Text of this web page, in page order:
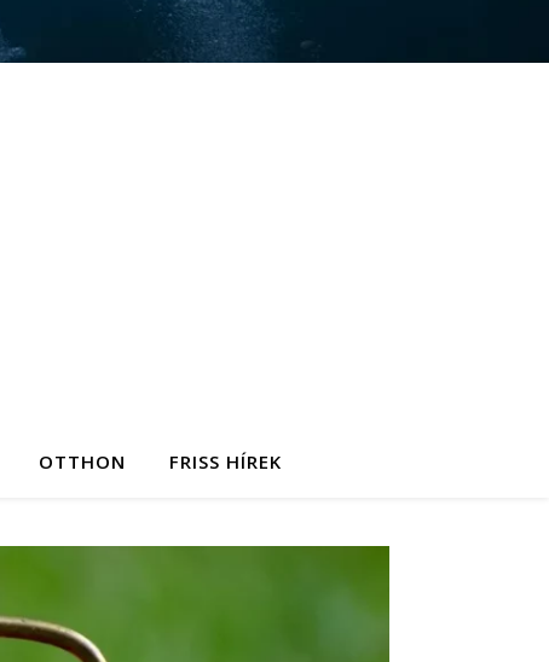
OTTHON FRISS HÍREK